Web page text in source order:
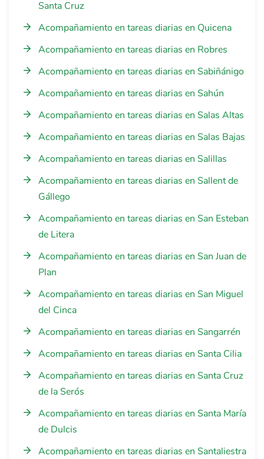
Santa Cruz
Acompañamiento en tareas diarias en Quicena
Acompañamiento en tareas diarias en Robres
Acompañamiento en tareas diarias en Sabiñánigo
Acompañamiento en tareas diarias en Sahún
Acompañamiento en tareas diarias en Salas Altas
Acompañamiento en tareas diarias en Salas Bajas
Acompañamiento en tareas diarias en Salillas
Acompañamiento en tareas diarias en Sallent de
Gállego
Acompañamiento en tareas diarias en San Esteban
de Litera
Acompañamiento en tareas diarias en San Juan de
Plan
Acompañamiento en tareas diarias en San Miguel
del Cinca
Acompañamiento en tareas diarias en Sangarrén
Acompañamiento en tareas diarias en Santa Cilia
Acompañamiento en tareas diarias en Santa Cruz
de la Serós
Acompañamiento en tareas diarias en Santa María
de Dulcis
Acompañamiento en tareas diarias en Santaliestra